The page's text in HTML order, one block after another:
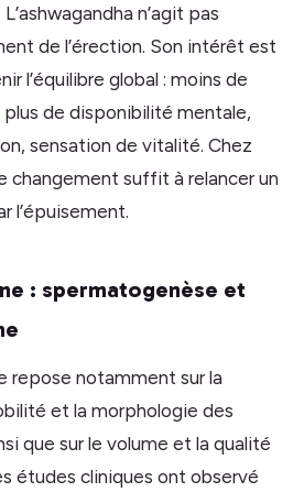
n’agit pas
de l’érection. Son intérêt est
l’équilibre global : moins de
de disponibilité mentale,
sensation de vitalité. Chez
changement suffit à relancer un
l’épuisement.
: spermatogenèse et
repose notamment sur la
et la morphologie des
que sur le volume et la qualité
études cliniques ont observé